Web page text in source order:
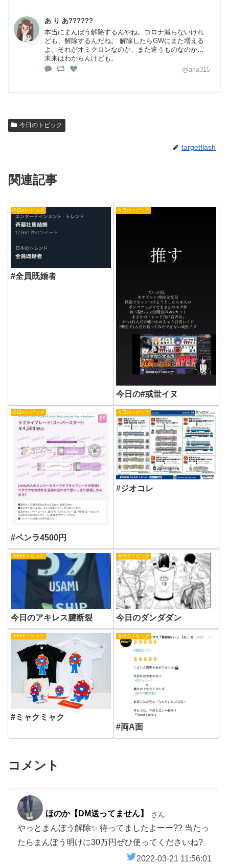
あ り あ??????
本当にまんぼう解除するんやね。コロナ減らないけれ
ども、解除するんだね。 解除したらGWにまた増える
よ。それがオミクロンなのか、また違うものなのか…
未来はわからんけども。
@aria315
今日のトピック
targetflash
関連記事
今日のトピック
#全員既婚者
今日のトピック
今日の#或世イヌ
今日のトピック
#ペンラ4500円
今日のトピック
#ジオコレ
今日のトピック
今日のアキレス腱断裂
今日のトピック
今日のダンダダン
今日のトピック
#ミャクミャク
今日のトピック
#両A面
コメント
ほのか【DM送ってません】 さん
やっとまんぼう解除✨ 待ってましたよーー?? 当たっ
たらまんぼう明けに30万円ぜひ使ってくださいね?
2022-03-21 11:56:01